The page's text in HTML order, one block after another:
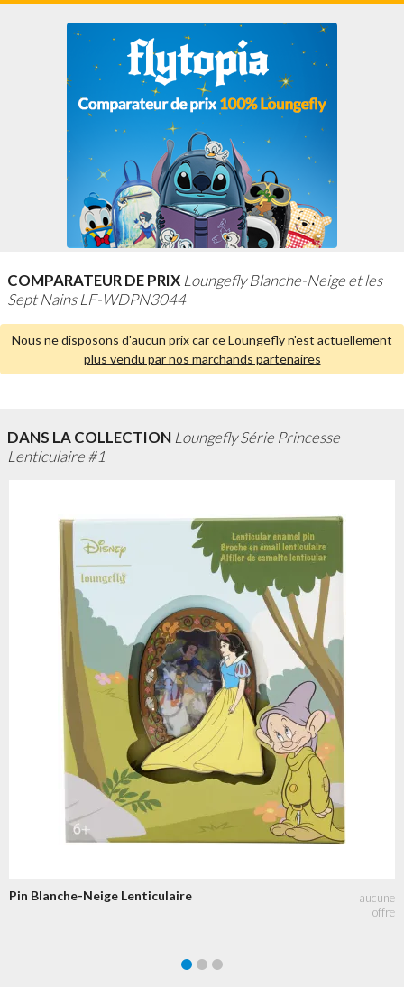
COMPARATEUR DE PRIX Loungefly Blanche-Neige et les
Sept Nains LF-WDPN3044
Nous ne disposons d'aucun prix car ce Loungefly n'est actuellement
plus vendu par nos marchands partenaires
DANS LA COLLECTION Loungefly Série Princesse
Lenticulaire #1
Pin Blanche-Neige Lenticulaire